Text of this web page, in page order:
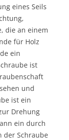
eines Seils
die an einem
für Holz
ein
ist
und
ist ein
Drehung
ein durch
der Schraube